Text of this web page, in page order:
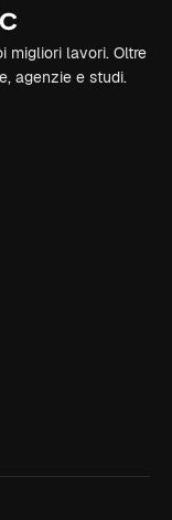
migliori lavori. Oltre
agenzie e studi.